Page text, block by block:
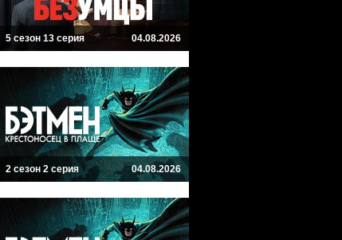
5 сезон 13 серия 04.08.2026
2 сезон 2 серия 04.08.2026